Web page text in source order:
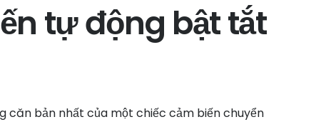
tự động bật tắt
bản nhất của một chiếc cảm biến chuyển